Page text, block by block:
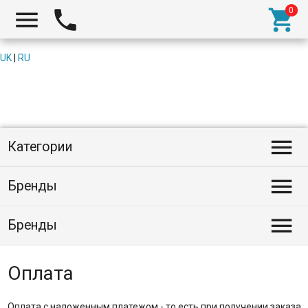
  
UK RU
Категории 
Бренды 
Бренды 
Оплата